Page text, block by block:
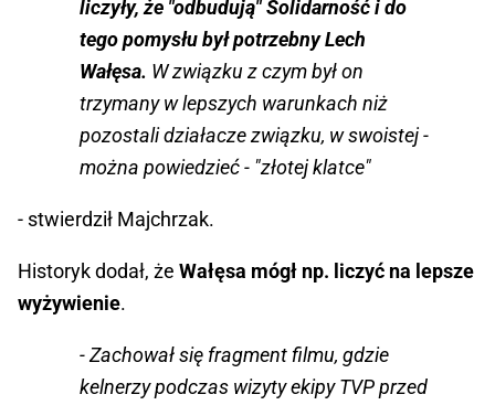
liczyły, że "odbudują" Solidarność i do
tego pomysłu był potrzebny Lech
Wałęsa. W związku z czym był on
trzymany w lepszych warunkach niż
pozostali działacze związku, w swoistej -
można powiedzieć - "złotej klatce"
- stwierdził Majchrzak.
Historyk dodał, że Wałęsa mógł np. liczyć na lepsze
wyżywienie.
- Zachował się fragment filmu, gdzie
kelnerzy podczas wizyty ekipy TVP przed